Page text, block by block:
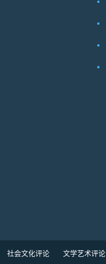
社会文化评论 文学艺术评论